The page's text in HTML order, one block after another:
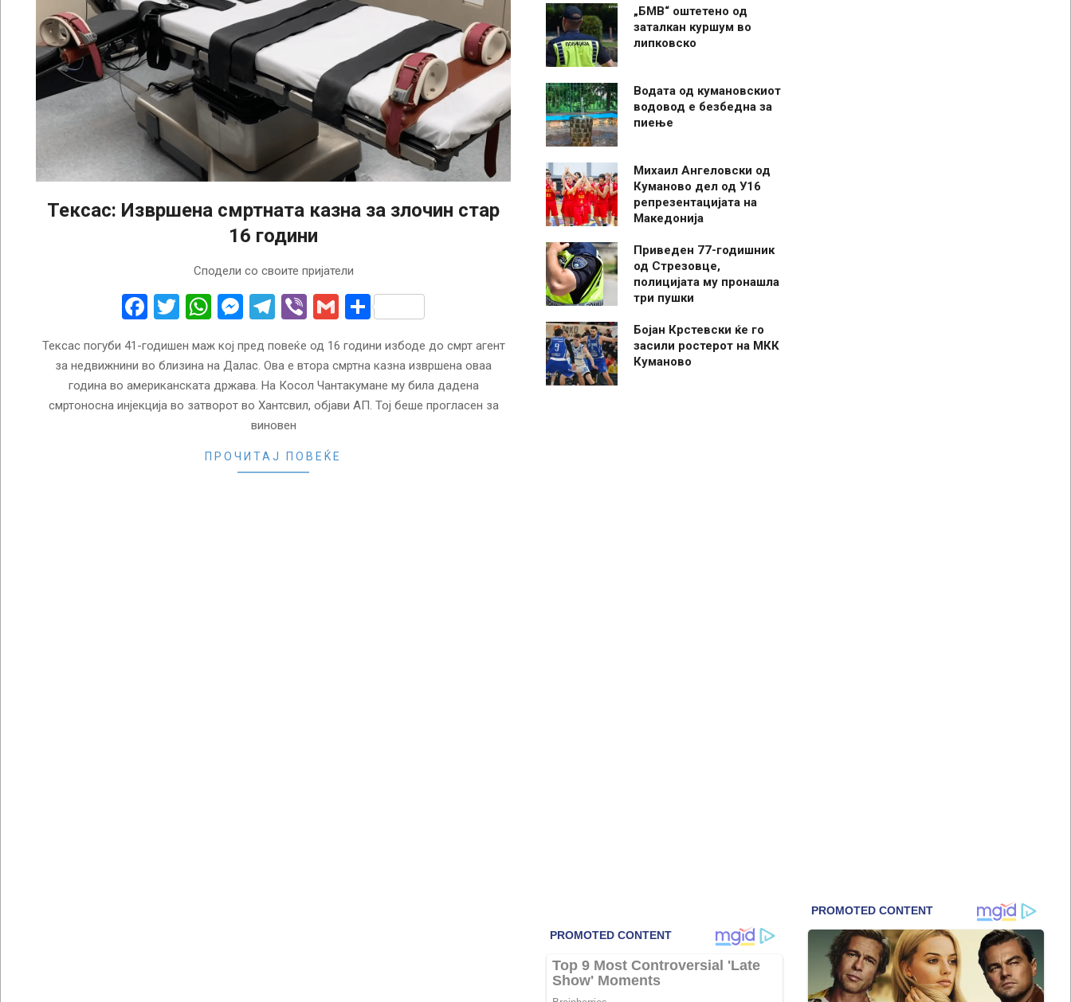
Тексас: Извршена смртната казна за злочин стар
16 години
Сподели со своите пријатели
Facebook
Twitter
WhatsApp
Messenger
Telegram
ViberGmailShare
Тексас погуби 41-годишен маж кој пред повеќе од 16 години избоде до смрт агент
за недвижнини во близина на Далас. Ова е втора смртна казна извршена оваа
година во американската држава. На Косол Чантакумане му била дадена
смртоносна инјекција во затворот во Хантсвил, објави АП. Тој беше прогласен за
виновен
ПРОЧИТАЈ ПОВЕЌЕ
„БМВ“ оштетено од
заталкан куршум во
липковско
Водата од кумановскиот
водовод е безбедна за
пиење
Михаил Ангеловски од
Куманово дел од У16
репрезентацијата на
Македонија
Приведен 77-годишник
од Стрезовце,
полицијата му пронашла
три пушки
Бојан Крстевски ќе го
засили ростерот на МКК
Куманово